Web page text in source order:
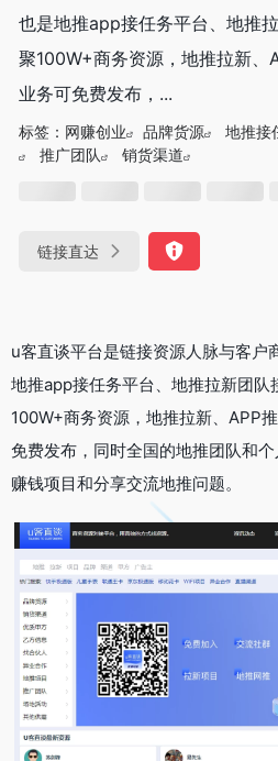
也是地推app接任务平台、地推
聚100W+商务资源，地推拉新、
业务可免费发布，...
标签： 网赚创业 品牌货源 地推接
推广团队
销货渠道
链接直达
u客直谈平台是链接资源人脉与客户
地推app接任务平台、地推拉新团队
100W+商务资源，地推拉新、APP
免费发布，同时全国的地推团队和
赚钱项目和分享交流地推问题。